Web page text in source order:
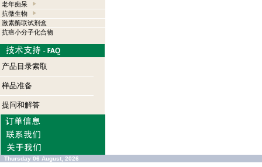
老年痴呆
抗微生物
激素酶联试剂盒
抗癌小分子化合物
产品目录索取
样品准备
提问和解答
Thursday 06 August, 2026